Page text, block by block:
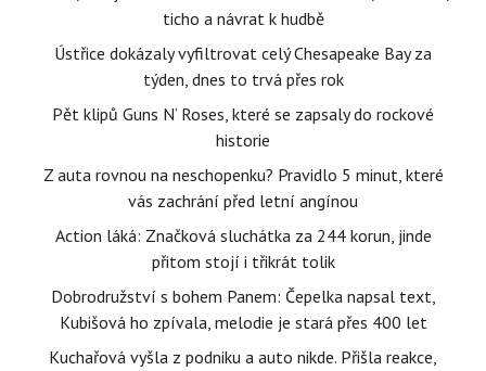
ticho a návrat k hudbě
Ústřice dokázaly vyfiltrovat celý Chesapeake Bay za
týden, dnes to trvá přes rok
Pět klipů Guns N‘ Roses, které se zapsaly do rockové
historie
Z auta rovnou na neschopenku? Pravidlo 5 minut, které
vás zachrání před letní angínou
Action láká: Značková sluchátka za 244 korun, jinde
přitom stojí i třikrát tolik
Dobrodružství s bohem Panem: Čepelka napsal text,
Kubišová ho zpívala, melodie je stará přes 400 let
Kuchařová vyšla z podniku a auto nikde. Přišla reakce,